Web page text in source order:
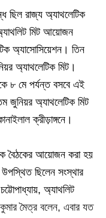
ছিল রাজ্য অ্যাথলেটিক
মিট আয়োজন
অ্যাসোসিয়েশন। তিন
অ্যাথলেটিক মিট।
৮ মে পর্যন্ত বসবে এই
অ্যাথলেটিক মিট
ক্রীড়াঙ্গনে।
বৈঠকের আয়োজন করা হয়
ছিলেন সংস্থার
অ্যাথলিট
মৈত্র বলেন, এবার যত